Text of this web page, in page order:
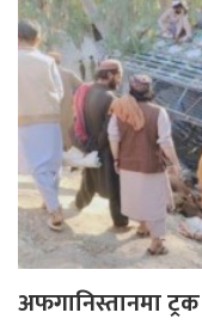
अफगानिस्तानमा